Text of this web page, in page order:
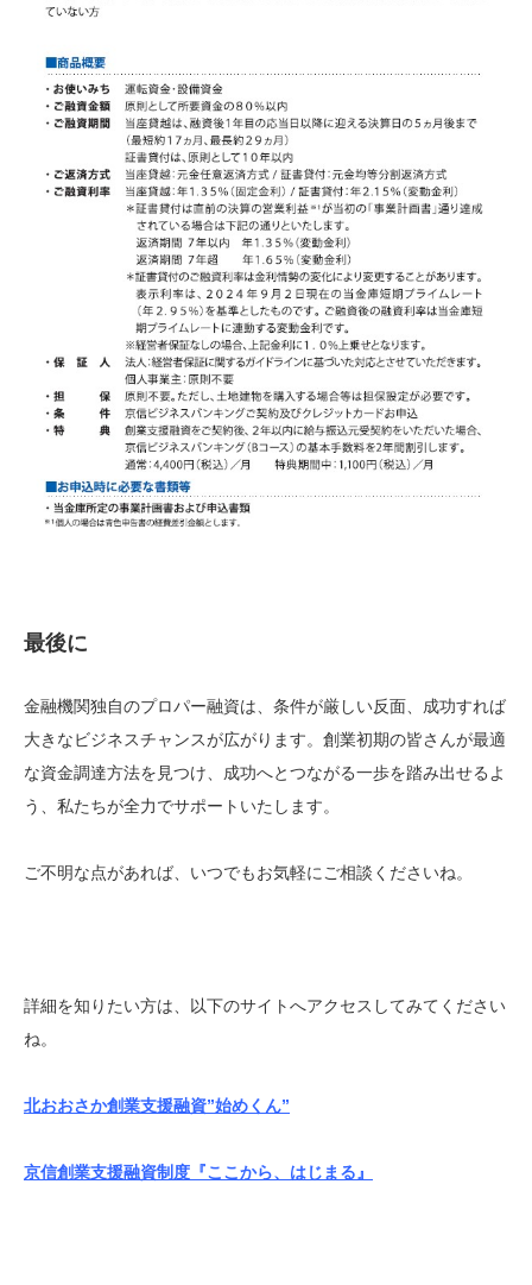
最後に
金融機関独自のプロパー融資は、条件が厳しい反面、成功すれば
大きなビジネスチャンスが広がります。創業初期の皆さんが最適
な資金調達方法を見つけ、成功へとつながる一歩を踏み出せるよ
う、私たちが全力でサポートいたします。
ご不明な点があれば、いつでもお気軽にご相談くださいね。
詳細を知りたい方は、以下のサイトへアクセスしてみてください
ね。
北おおさか創業支援融資”始めくん”
京信創業支援融資制度『ここから、はじまる』